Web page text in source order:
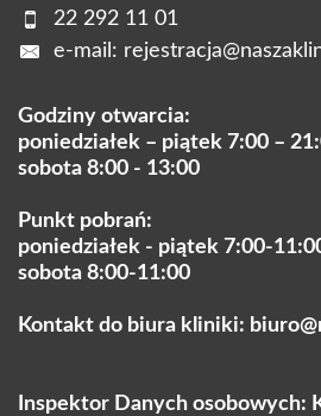
22 292 11 01
e-mail:
Godziny otwarcia:
poniedziałek – piątek 7:00 –
sobota 8:00 - 13:00
Punkt pobrań:
poniedziałek - piątek 7:00-
sobota 8:00-11:00
Kontakt do biura kliniki:
Inspektor Danych osobowych: